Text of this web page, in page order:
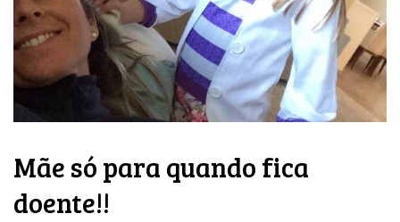
Mãe só para quando fica
doente!!